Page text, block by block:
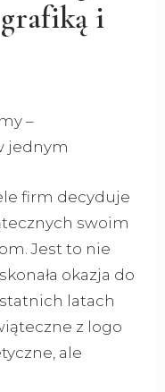
i
–
jednym
firm decyduje
swoim
Jest to nie
okazja do
latach
z logo
ale